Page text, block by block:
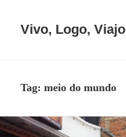
Vivo, Logo, Viajo
Tag:meio do mundo